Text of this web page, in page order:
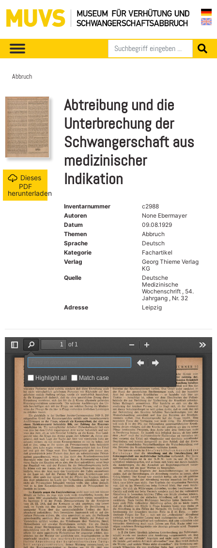
Abbruch
Dieses
PDF
herunterladen
Abtreibung und die
Unterbrechung der
Schwangerschaft aus
medizinischer
Indikation
Inventarnummer
c2988
Autoren
None Ebermayer
Datum
09.08.1929
Themen
Abbruch
Sprache
Deutsch
Kategorie
Fachartikel
Verlag
Georg Thieme Verlag
KG
Quelle
Deutsche
Medizinische
Wochenschrift , 54.
Jahrgang , Nr. 32
Adresse
Leipzig